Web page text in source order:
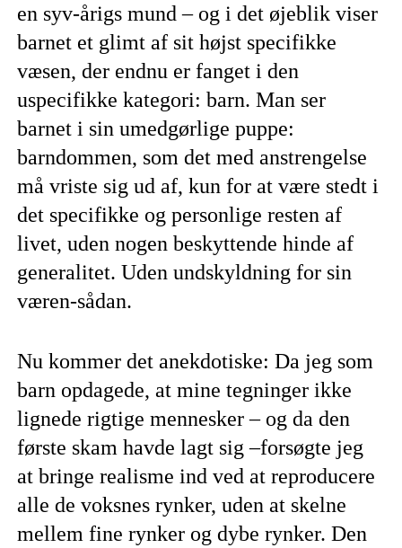
en syv-årigs mund – og i det øjeblik viser
barnet et glimt af sit højst specifikke
væsen, der endnu er fanget i den
uspecifikke kategori: barn. Man ser
barnet i sin umedgørlige puppe:
barndommen, som det med anstrengelse
må vriste sig ud af, kun for at være stedt i
det specifikke og personlige resten af
livet, uden nogen beskyttende hinde af
generalitet. Uden undskyldning for sin
væren-sådan.
Nu kommer det anekdotiske: Da jeg som
barn opdagede, at mine tegninger ikke
lignede rigtige mennesker – og da den
første skam havde lagt sig –forsøgte jeg
at bringe realisme ind ved at reproducere
alle de voksnes rynker, uden at skelne
mellem fine rynker og dybe rynker. Den